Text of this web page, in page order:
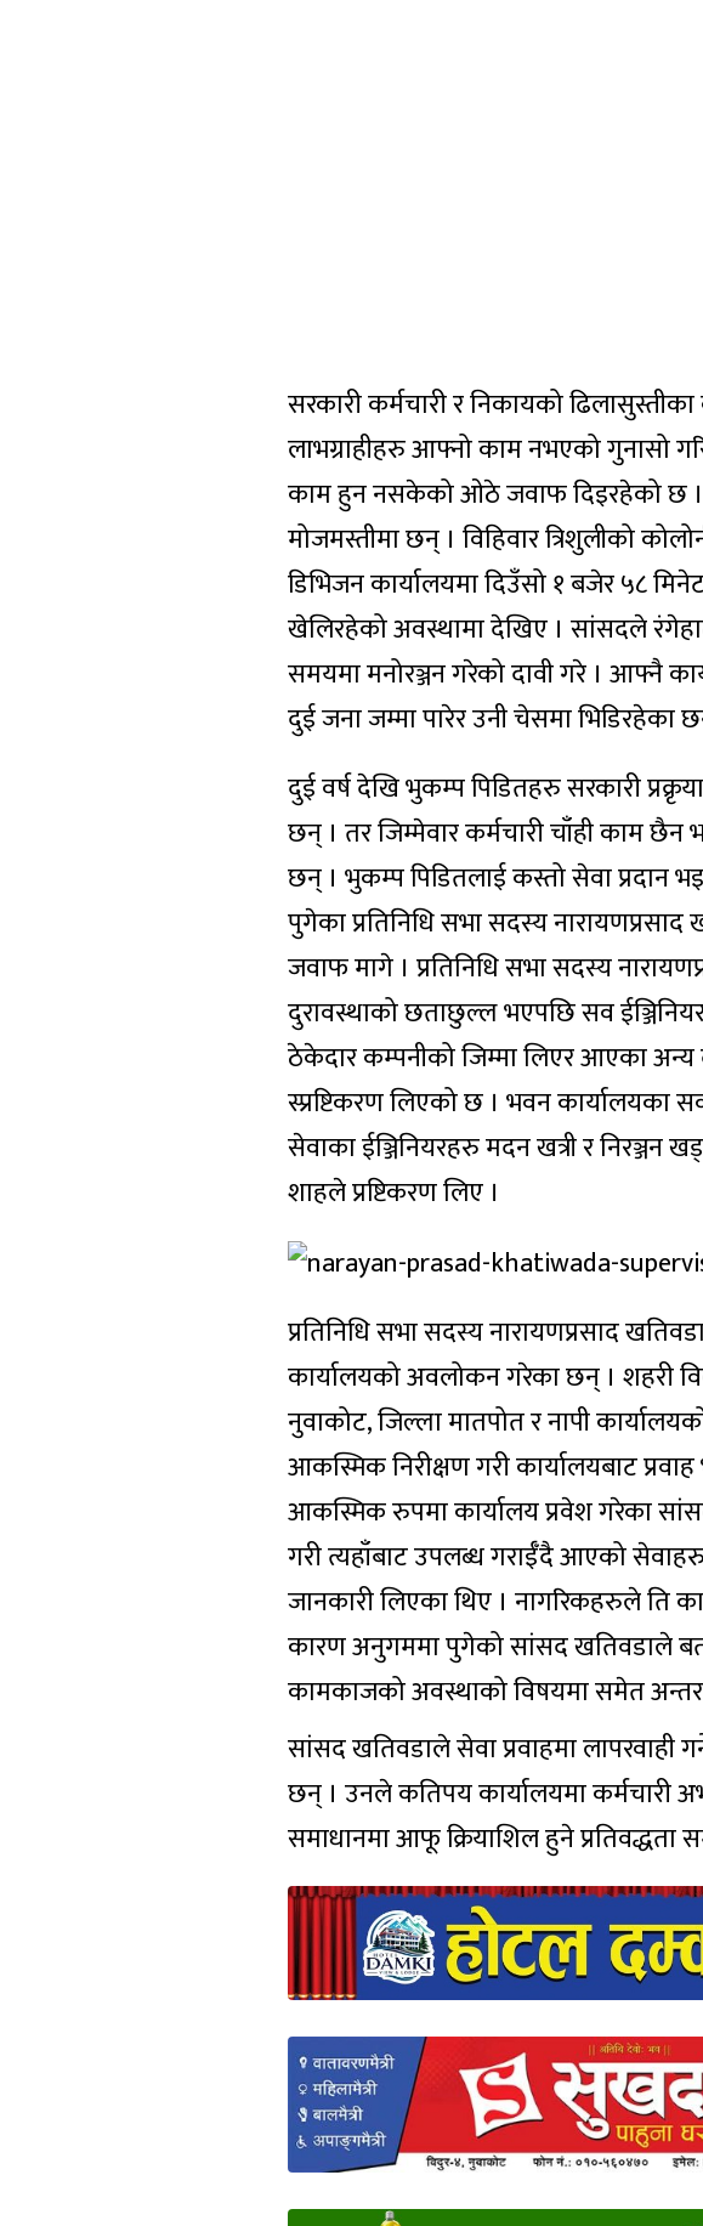
सरकारी कर्मचारी र निकायको
लाभग्राहीहरु आफ्नो काम नभएको गुनासो
काम हुन नसकेको ओठे जवाफ दिइरहेको छ ।
मोजमस्तीमा छन् । विहिवार त्रिशुलीको
डिभिजन कार्यालयमा दिउँसो १ बजेर ५८
खेलिरहेको अवस्थामा देखिए । सांसदले
समयमा मनोरञ्जन गरेको दावी गरे । आफ्नै
दुई जना जम्मा पारेर उनी चेसमा भिडिरहेका
दुई वर्ष देखि भुकम्प पिडितहरु सरकारी
छन् । तर जिम्मेवार कर्मचारी चाँही काम
छन् । भुकम्प पिडितलाई कस्तो सेवा
पुगेका प्रतिनिधि सभा सदस्य
जवाफ मागे । प्रतिनिधि सभा सदस्य
दुरावस्थाको छताछुल्ल भएपछि सव
ठेकेदार कम्पनीको जिम्मा लिएर आएका अन्य
स्प्रष्टिकरण लिएको छ । भवन कार्यालयका
सेवाका ईञ्जिनियरहरु मदन खत्री र
शाहले प्रष्टिकरण लिए ।
प्रतिनिधि सभा सदस्य नारायणप्रसाद
कार्यालयको अवलोकन गरेका छन् । शहरी
नुवाकोट, जिल्ला मातपोत र नापी
आकस्मिक निरीक्षण गरी कार्यालयबाट
आकस्मिक रुपमा कार्यालय प्रवेश गरेका
गरी त्यहाँबाट उपलब्ध गराईँदै आएको
जानकारी लिएका थिए । नागरिकहरुले ति
कारण अनुगममा पुगेको सांसद खतिवडाले
कामकाजको अवस्थाको विषयमा समेत
सांसद खतिवडाले सेवा प्रवाहमा लापरवाही
छन् । उनले कतिपय कार्यालयमा कर्मचारी
समाधानमा आफू क्रियाशिल हुने प्रतिवद्धता